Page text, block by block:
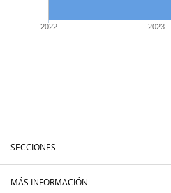
2022 2023
SECCIONES
MÁS INFORMACIÓN